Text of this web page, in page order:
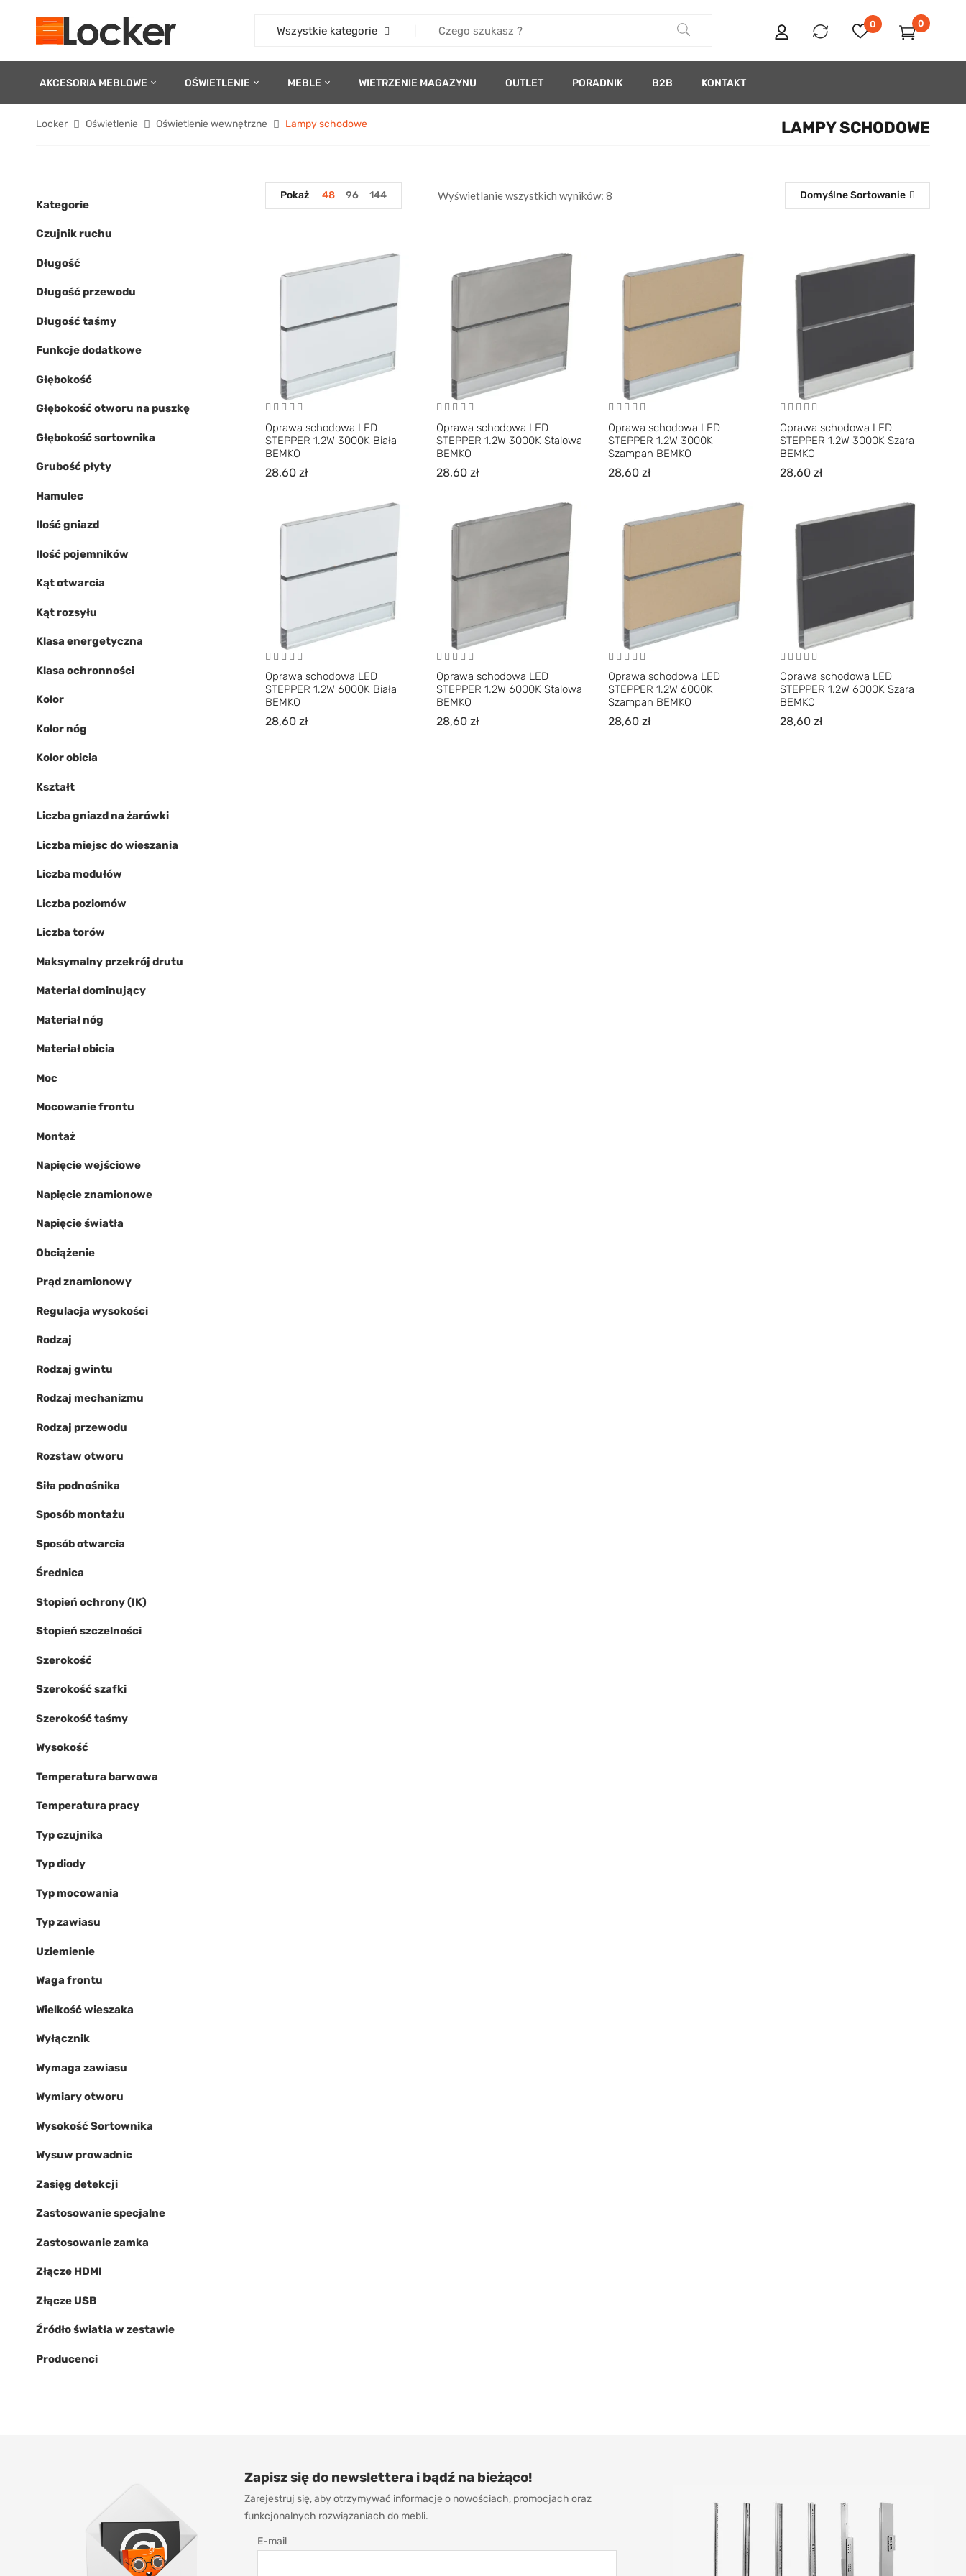
Wszystkie kategorie
0 0
AKCESORIA MEBLOWE OŚWIETLENIE MEBLE WIETRZENIE MAGAZYNU OUTLET PORADNIK B2B KONTAKT
Locker Oświetlenie Oświetlenie wewnętrzne Lampy schodowe LAMPY SCHODOWE
Kategorie
Czujnik ruchu
Długość
Długość przewodu
Długość taśmy
Funkcje dodatkowe
Głębokość
Głębokość otworu na puszkę
Głębokość sortownika
Grubość płyty
Hamulec
Ilość gniazd
Ilość pojemników
Kąt otwarcia
Kąt rozsyłu
Klasa energetyczna
Klasa ochronności
Kolor
Kolor nóg
Kolor obicia
Kształt
Liczba gniazd na żarówki
Liczba miejsc do wieszania
Liczba modułów
Liczba poziomów
Liczba torów
Maksymalny przekrój drutu
Materiał dominujący
Materiał nóg
Materiał obicia
Moc
Mocowanie frontu
Montaż
Napięcie wejściowe
Napięcie znamionowe
Napięcie światła
Obciążenie
Prąd znamionowy
Regulacja wysokości
Rodzaj
Rodzaj gwintu
Rodzaj mechanizmu
Rodzaj przewodu
Rozstaw otworu
Siła podnośnika
Sposób montażu
Sposób otwarcia
Średnica
Stopień ochrony (IK)
Stopień szczelności
Szerokość
Szerokość szafki
Szerokość taśmy
Wysokość
Temperatura barwowa
Temperatura pracy
Typ czujnika
Typ diody
Typ mocowania
Typ zawiasu
Uziemienie
Waga frontu
Wielkość wieszaka
Wyłącznik
Wymaga zawiasu
Wymiary otworu
Wysokość Sortownika
Wysuw prowadnic
Zasięg detekcji
Zastosowanie specjalne
Zastosowanie zamka
Złącze HDMI
Złącze USB
Źródło światła w zestawie
Producenci
Wyświetlanie wszystkich wyników: 8 Domyślne Sortowanie
Pokaż 48 96 144
Oprawa schodowa LED
STEPPER 1.2W 3000K Biała
BEMKO
28,60 zł
Oprawa schodowa LED
STEPPER 1.2W 3000K Stalowa
BEMKO
28,60zł
Oprawa schodowa LED
STEPPER 1.2W 3000K
Szampan BEMKO
28,60zł
Oprawa schodowa LED
STEPPER 1.2W 3000K Szara
BEMKO
28,60zł
Oprawa schodowa LED
STEPPER 1.2W 6000K Biała
BEMKO
28,60 zł
Oprawa schodowa LED
STEPPER 1.2W 6000K Stalowa
BEMKO
28,60zł
Oprawa schodowa LED
STEPPER 1.2W 6000K
Szampan BEMKO
28,60zł
Oprawa schodowa LED
STEPPER 1.2W 6000K Szara
BEMKO
28,60zł
Zapisz się do newslettera i bądź na bieżąco!
Zarejestruj się, aby otrzymywać informacje o nowościach, promocjach oraz
funkcjonalnych rozwiązaniach do mebli.
E-mail